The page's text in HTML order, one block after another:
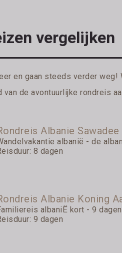
vergelijken
en gaan steeds verder
van de avontuurlijke rondreis
Albanie Sawadee
albanië - de
8 dagen
Albanie Koning
albaniË kort - 9
9 dagen